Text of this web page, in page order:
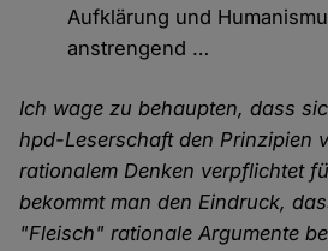
Aufklärung und
anstrengend …
Ich wage zu behaupten, dass
hpd-Leserschaft den Prinzipien
rationalem Denken verpflichtet
bekommt man den Eindruck,
"Fleisch" rationale Argumente